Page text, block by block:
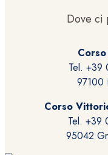
Dove ci
Tel. +39
97100
Corso
Tel. +39
95042